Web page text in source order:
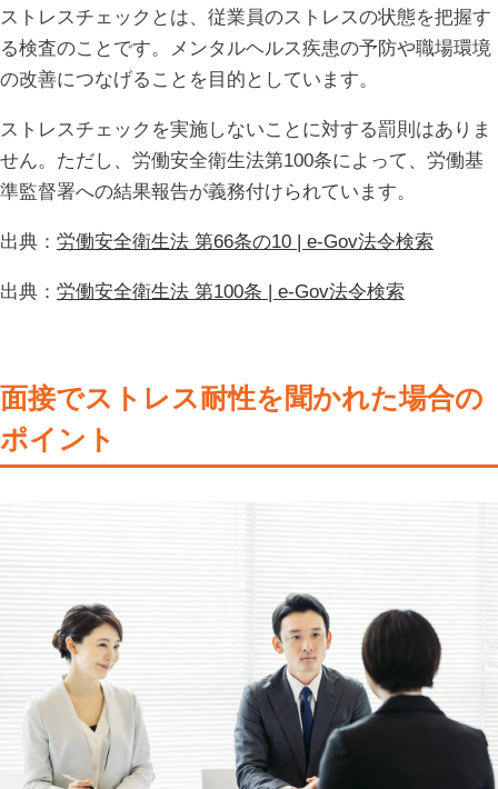
ストレスチェックとは、従業員のストレスの状態を把握す
る検査のことです。メンタルヘルス疾患の予防や職場環境
の改善につなげることを目的としています。
ストレスチェックを実施しないことに対する罰則はありま
せん。ただし、労働安全衛生法第100条によって、労働基
準監督署への結果報告が義務付けられています。
出典： 労働安全衛生法 第66条の10 | e-Gov法令検索
出典： 労働安全衛生法 第100条 | e-Gov法令検索
面接でストレス耐性を聞かれた場合の
ポイント